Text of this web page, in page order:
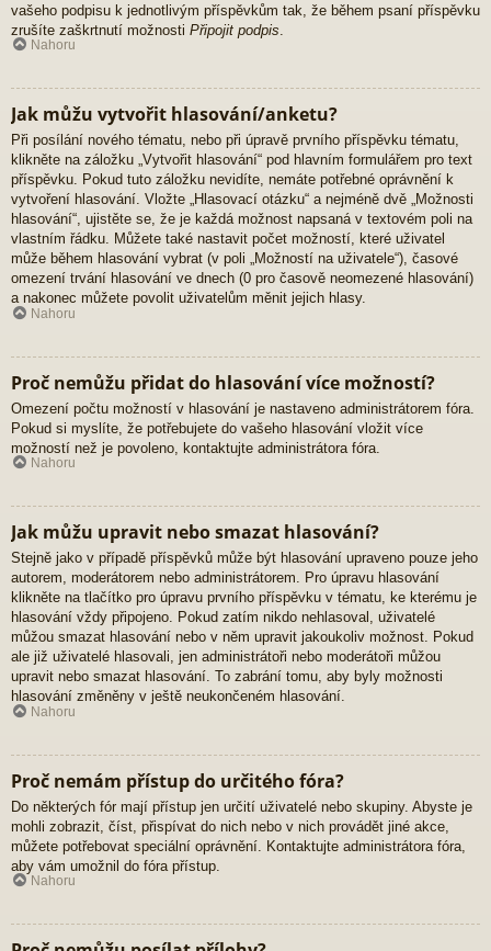
vašeho podpisu k jednotlivým příspěvkům tak, že během psaní příspěvku
zrušíte zaškrtnutí možnosti Připojit podpis
Nahoru
Jak můžu vytvořit hlasování/anketu?
Při posílání nového tématu, nebo při úpravě prvního příspěvku tématu,
klikněte na záložku „Vytvořit hlasování“ pod hlavním formulářem pro text
příspěvku. Pokud tuto záložku nevidíte, nemáte potřebné oprávnění k
vytvoření hlasování. Vložte „Hlasovací otázku“ a nejméně dvě „Možnosti
hlasování“, ujistěte se, že je každá možnost napsaná v textovém poli na
vlastním řádku. Můžete také nastavit počet možností, které uživatel
může během hlasování vybrat (v poli „Možností na uživatele“), časové
omezení trvání hlasování ve dnech (0 pro časově neomezené hlasování)
a nakonec můžete povolit uživatelům měnit jejich hlasy.
Nahoru
Proč nemůžu přidat do hlasování více možností?
Omezení počtu možností v hlasování je nastaveno administrátorem fóra.
Pokud si myslíte, že potřebujete do vašeho hlasování vložit více
možností než je povoleno, kontaktujte administrátora fóra.
Nahoru
Jak můžu upravit nebo smazat hlasování?
Stejně jako v případě příspěvků může být hlasování upraveno pouze jeho
autorem, moderátorem nebo administrátorem. Pro úpravu hlasování
klikněte na tlačítko pro úpravu prvního příspěvku v tématu, ke kterému je
hlasování vždy připojeno. Pokud zatím nikdo nehlasoval, uživatelé
můžou smazat hlasování nebo v něm upravit jakoukoliv možnost. Pokud
ale již uživatelé hlasovali, jen administrátoři nebo moderátoři můžou
upravit nebo smazat hlasování. To zabrání tomu, aby byly možnosti
hlasování změněny v ještě neukončeném hlasování.
Nahoru
Proč nemám přístup do určitého fóra?
Do některých fór mají přístup jen určití uživatelé nebo skupiny. Abyste je
mohli zobrazit, číst, přispívat do nich nebo v nich provádět jiné akce,
můžete potřebovat speciální oprávnění. Kontaktujte administrátora fóra,
aby vám umožnil do fóra přístup.
Nahoru